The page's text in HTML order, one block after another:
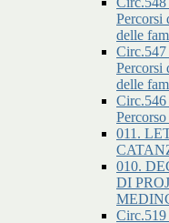
Percorsi
delle
Percorsi
delle
011.
010.
DI